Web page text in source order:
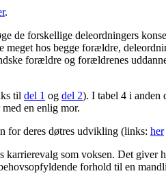
.
de forskellige deleordningers
hos begge forældre,
forældre og forældrenes
til del 1 og del 2). I tabel 4 i anden
en enlig mor.
for deres døtres udvikling (links: her
som voksen. Det giver
forhold til en